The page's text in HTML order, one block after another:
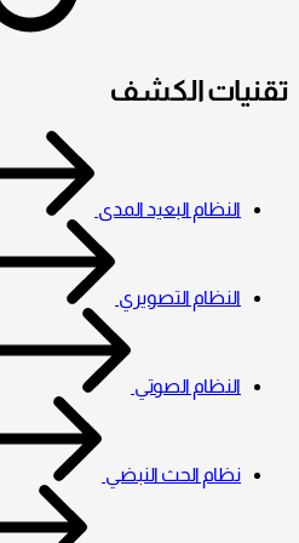
تقنيات الكشف
النظام البعيد المدى
النظام التصويري
النظام الصوتي
نظام الحث النبضي